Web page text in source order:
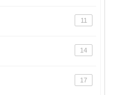
11
14
17